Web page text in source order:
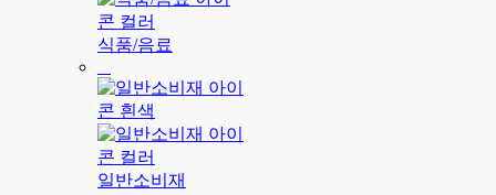
식품/음료
일반소비재